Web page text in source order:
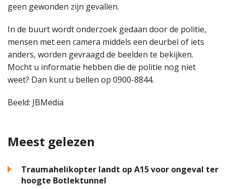
geen gewonden zijn gevallen.
In de buurt wordt onderzoek gedaan door de politie,
mensen met een camera middels een deurbel of iets
anders, worden gevraagd de beelden te bekijken.
Mocht u informatie hebben die de politie nog niet
weet? Dan kunt u bellen op 0900-8844.
Beeld: JBMedia
Meest gelezen
Traumahelikopter landt op A15 voor ongeval ter
hoogte Botlektunnel